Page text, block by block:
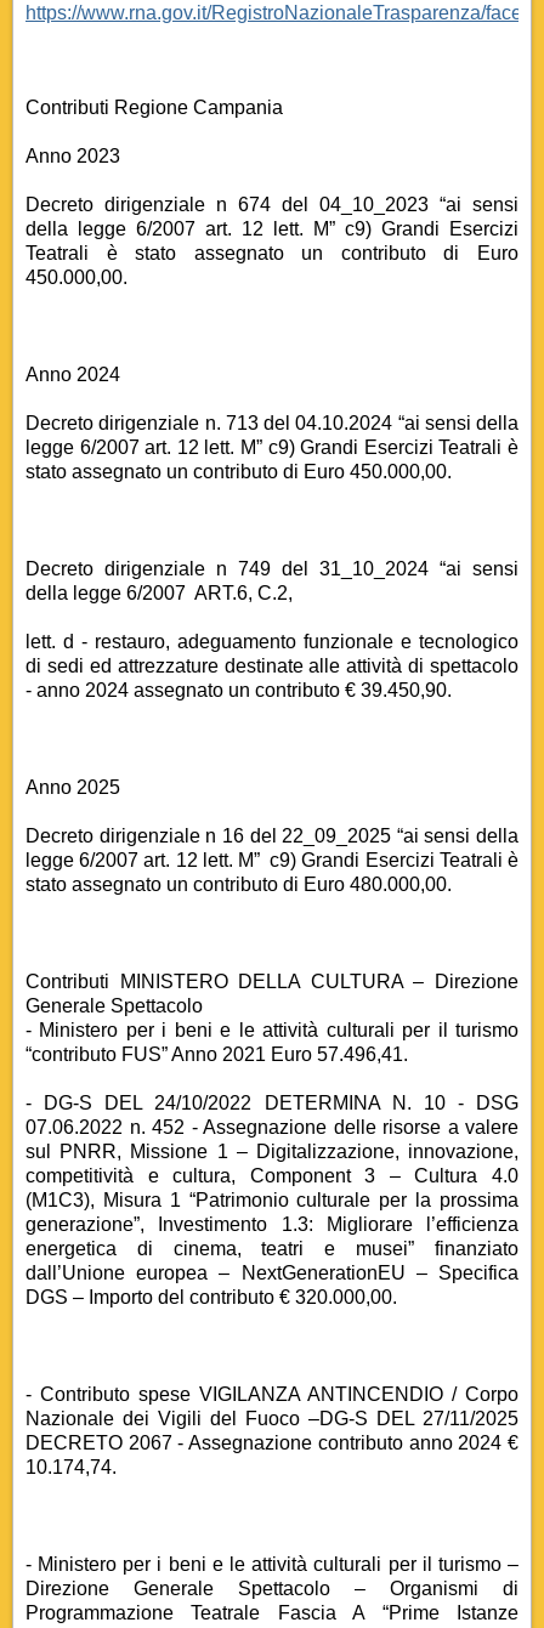
https://www.rna.gov.it/RegistroNazionaleTrasparenza/
Contributi Regione Campania
Anno 2023
Decreto dirigenziale n 674 del 04_10_2023 “ai sensi
della legge 6/2007 art. 12 lett. M” c9) Grandi Esercizi
Teatrali è stato assegnato un contributo di Euro
450.000,00.
Anno 2024
Decreto dirigenziale n. 713 del 04.10.2024 “ai sensi della
legge 6/2007 art. 12 lett. M” c9) Grandi Esercizi Teatrali è
stato assegnato un contributo di Euro 450.000,00.
Decreto dirigenziale n 749 del 31_10_2024 “ai sensi
della legge 6/2007 ART.6, C.2,
lett. d - restauro, adeguamento funzionale e tecnologico
di sedi ed attrezzature destinate alle attività di spettacolo
- anno 2024 assegnato un contributo € 39.450,90.
Anno 2025
Decreto dirigenziale n 16 del 22_09_2025 “ai sensi della
legge 6/2007 art. 12 lett. M” c9) Grandi Esercizi Teatrali è
stato assegnato un contributo di Euro 480.000,00.
Contributi MINISTERO DELLA CULTURA – Direzione
Generale Spettacolo
- Ministero per i beni e le attività culturali per il turismo
“contributo FUS” Anno 2021 Euro 57.496,41.
- DG-S DEL 24/10/2022 DETERMINA N. 10 - DSG
07.06.2022 n. 452 - Assegnazione delle risorse a valere
sul PNRR, Missione 1 – Digitalizzazione, innovazione,
competitività e cultura, Component 3 – Cultura 4.0
(M1C3), Misura 1 “Patrimonio culturale per la prossima
generazione”, Investimento 1.3: Migliorare l’efficienza
energetica di cinema, teatri e musei” finanziato
dall’Unione europea – NextGenerationEU – Specifica
DGS – Importo del contributo € 320.000,00.
- Contributo spese VIGILANZA ANTINCENDIO / Corpo
Nazionale dei Vigili del Fuoco –DG-S DEL 27/11/2025
DECRETO 2067 - Assegnazione contributo anno 2024 €
10.174,74.
- Ministero per i beni e le attività culturali per il turismo –
Direzione Generale Spettacolo – Organismi di
Programmazione Teatrale Fascia A “Prime Istanze